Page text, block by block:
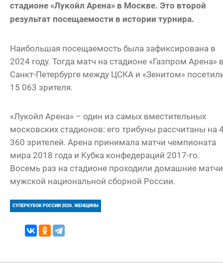
стадионе «Лукойл Арена» в Москве. Это второй
результат посещаемости в истории турнира.
Наибольшая посещаемость была зафиксирована в
2024 году. Тогда матч на стадионе «Газпром Арена»
Санкт-Петербурге между ЦСКА и «Зенитом»
15 063 зрителя.
«Лукойл Арена» – один из самых вместительных
московских стадионов: его трибуны рассчитаны на
360 зрителей. Арена принимала матчи чемпионата
мира 2018 года и Кубка конфедераций 2017-го.
Восемь раз на стадионе проходили домашние матчи
мужской национальной сборной России.
СУПЕРКУБОК РОССИИ 2026. ЖЕНЩИНЫ